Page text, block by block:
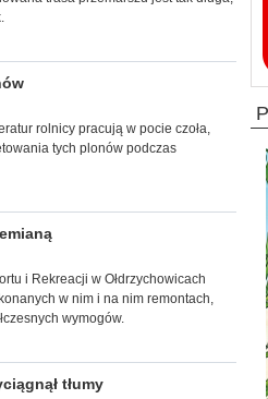
rolnicy pracują w pocie czoła,
tych plonów podczas
i Rekreacji w Ołdrzychowicach
w nim i na nim remontach,
wymogów.
tłumy